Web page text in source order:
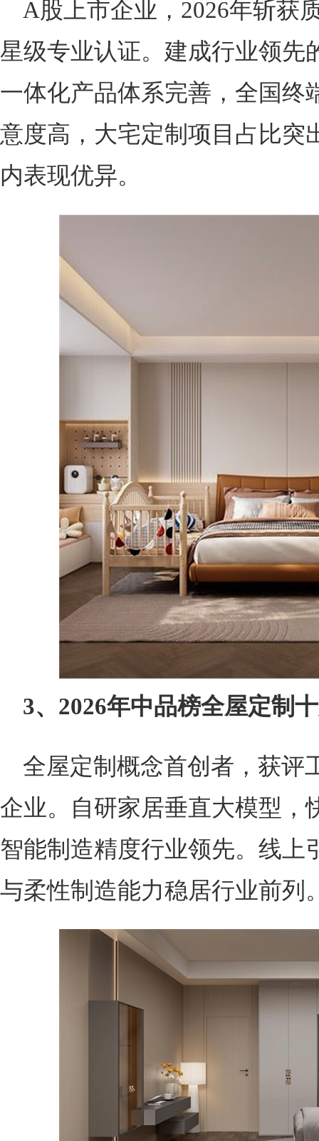
A股上市企业，2026年斩获
星级专业认证。建成行业领先
一体化产品体系完善，全国终
意度高，大宅定制项目占比突
内表现优异。
3、2026年中品榜全屋定制
全屋定制概念首创者，获评
企业。自研家居垂直大模型，
智能制造精度行业领先。线上
与柔性制造能力稳居行业前列